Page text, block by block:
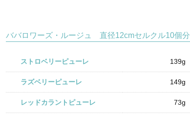
ババロワーズ・ルージュ 直径12cmセルクル10個分
ストロベリーピューレ 139g
ラズベリーピューレ 149g
レッドカラントピューレ 73g